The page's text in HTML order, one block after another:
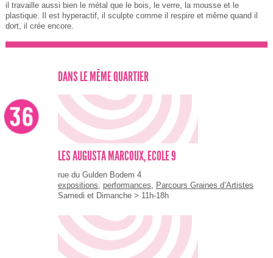
il travaille aussi bien le métal que le bois, le verre, la mousse et le
plastique. Il est hyperactif, il sculpte comme il respire et même quand il
dort, il crée encore.
DANS LE MÊME QUARTIER
LES AUGUSTA MARCOUX, ECOLE 9
rue du Gulden Bodem 4
expositions, performances, Parcours Graines d’Artistes
Samedi et Dimanche > 11h-18h